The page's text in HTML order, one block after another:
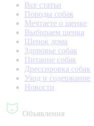
Все статьи
Породы собак
Мечтаете о щенке
Выбираем щенка
Щенок дома
Здоровье собак
Питание собак
Дрессировка собак
Уход и содержание
Новости
Объявления